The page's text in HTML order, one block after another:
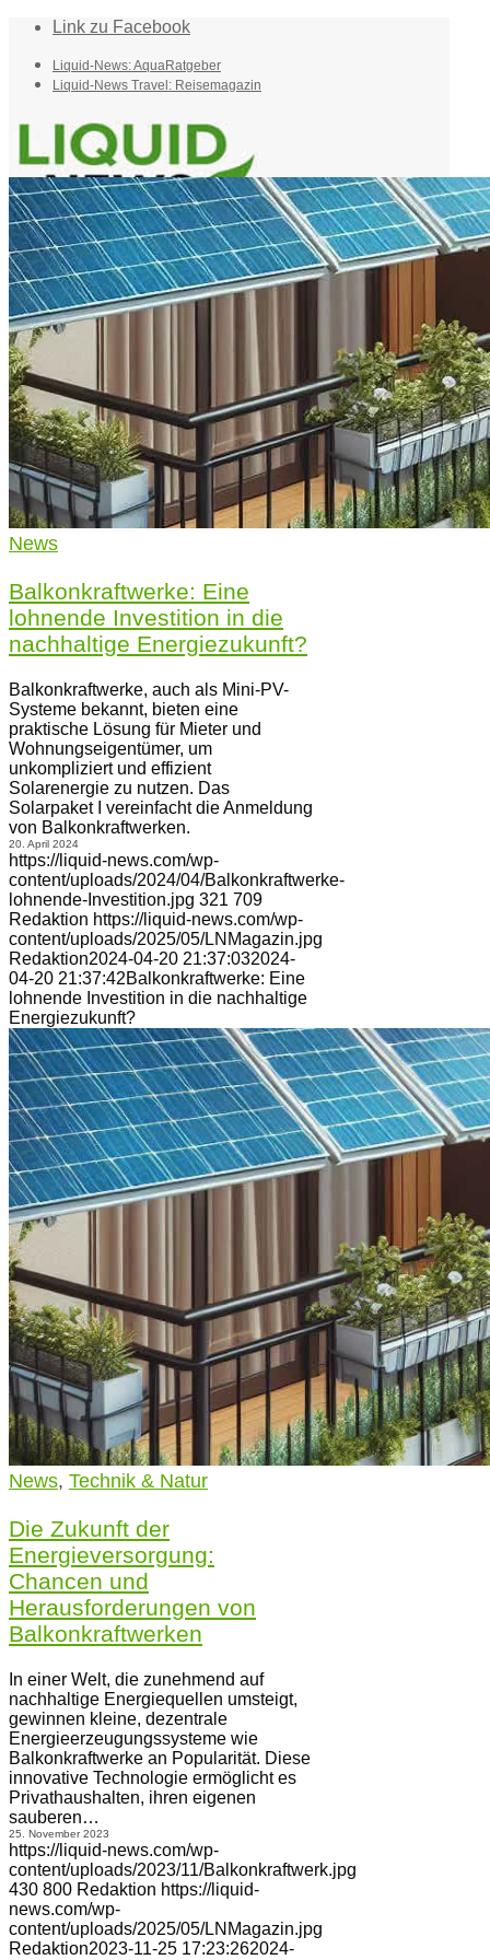
Link zu Facebook
Liquid-News: AquaRatgeber
Liquid-News Travel: Reisemagazin
Home
Menü Menü
News
Balkonkraftwerke: Eine
lohnende Investition in die
nachhaltige Energiezukunft?
Balkonkraftwerke, auch als Mini-PV-
Systeme bekannt, bieten eine
praktische Lösung für Mieter und
Wohnungseigentümer, um
unkompliziert und effizient
Solarenergie zu nutzen. Das
Solarpaket I vereinfacht die Anmeldung
von Balkonkraftwerken.
20. April 2024
https://liquid-news.com/wp-
content/uploads/2024/04/Balkonkraftwerke-
lohnende-Investition.jpg 321 709
Redaktion https://liquid-news.com/wp-
content/uploads/2025/05/LNMagazin.jpg
Redaktion2024-04-20 21:37:032024-
04-20 21:37:42Balkonkraftwerke: Eine
lohnende Investition in die nachhaltige
Energiezukunft?
News, Technik & Natur
Die Zukunft der
Energieversorgung:
Chancen und
Herausforderungen von
Balkonkraftwerken
In einer Welt, die zunehmend auf
nachhaltige Energiequellen umsteigt,
gewinnen kleine, dezentrale
Energieerzeugungssysteme wie
Balkonkraftwerke an Popularität. Diese
innovative Technologie ermöglicht es
Privathaushalten, ihren eigenen
sauberen…
25. November 2023
https://liquid-news.com/wp-
content/uploads/2023/11/Balkonkraftwerk.jpg
430 800 Redaktion https://liquid-
news.com/wp-
content/uploads/2025/05/LNMagazin.jpg
Redaktion2023-11-25 17:23:262024-